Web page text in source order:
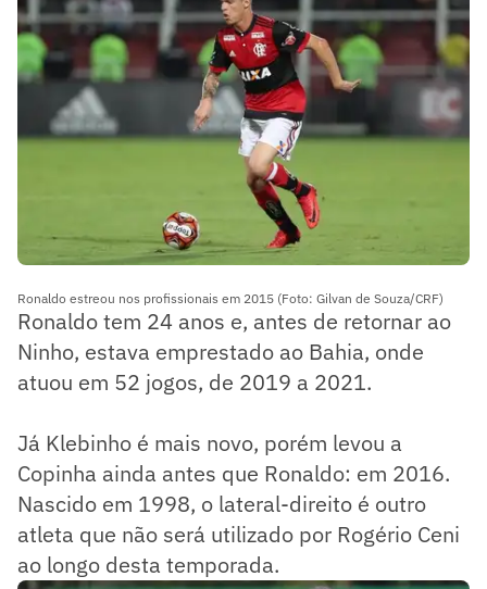
Ronaldo estreou nos profissionais em 2015 (Foto: Gilvan de Souza/CRF)
Ronaldo tem 24 anos e, antes de retornar ao
Ninho, estava emprestado ao Bahia, onde
atuou em 52 jogos, de 2019 a 2021.
Já Klebinho é mais novo, porém levou a
Copinha ainda antes que Ronaldo: em 2016.
Nascido em 1998, o lateral-direito é outro
atleta que não será utilizado por Rogério Ceni
ao longo desta temporada.